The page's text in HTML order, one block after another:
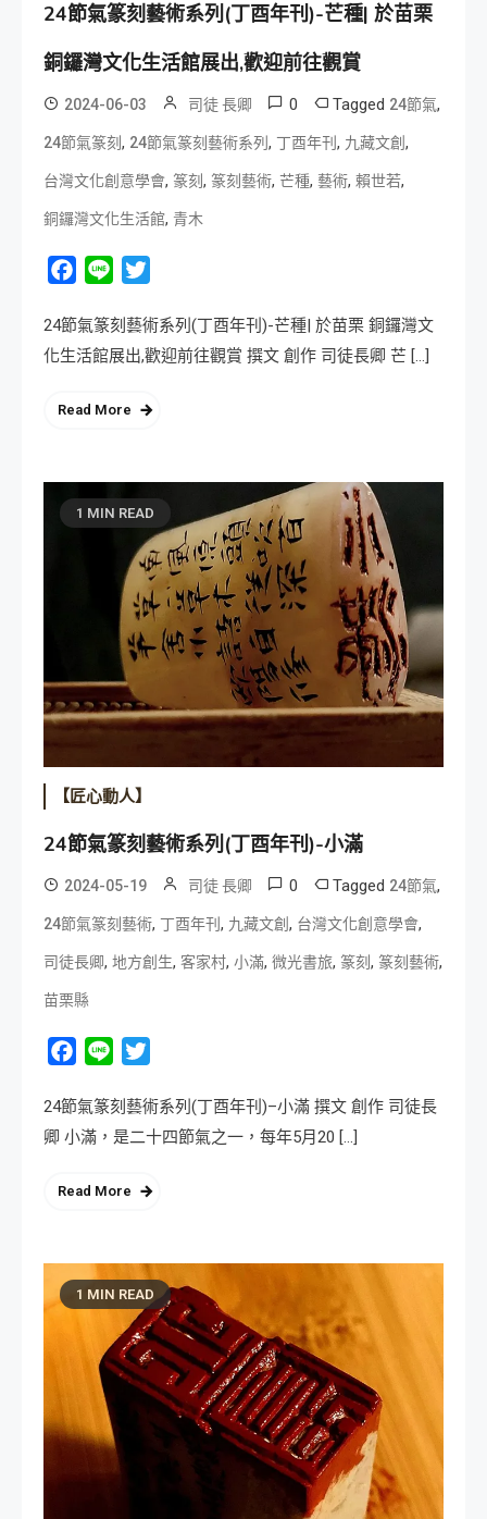
24節氣篆刻藝術系列(丁酉年刊)-芒種| 於苗栗
銅鑼灣文化生活館展出,歡迎前往觀賞
2024-06-03 司徒 長卿 0 Tagged 24節氣,
24節氣篆刻, 24節氣篆刻藝術系列 , 丁酉年刊 , 九藏文創 ,
台灣文化創意學會, 篆刻, 篆刻藝術, 芒種, 藝術, 賴世若,
銅鑼灣文化生活館, 青木
Facebook
Line
24節氣篆刻藝術系列(丁酉年刊)-芒種| 於苗栗 銅鑼灣文
化生活館展出,歡迎前往觀賞 撰文 創作 司徒長卿 芒 […]
Read More
1 MIN READ
【匠心動人】
24節氣篆刻藝術系列(丁酉年刊)-小滿
2024-05-19 司徒 長卿 0 Tagged 24節氣,
24節氣篆刻藝術, 丁酉年刊 , 九藏文創 , 台灣文化創意學會,
司徒長卿, 地方創生, 客家村, 小滿, 微光書旅, 篆刻, 篆刻藝術,
苗栗縣
Facebook
Line
24節氣篆刻藝術系列(丁酉年刊)–小滿 撰文 創作 司徒長
卿 小滿，是二十四節氣之一，每年5月20 […]
Read More
1 MIN READ